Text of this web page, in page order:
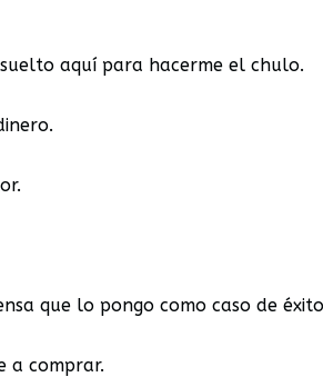
aquí para hacerme el chulo.
que lo pongo como caso de
a comprar.